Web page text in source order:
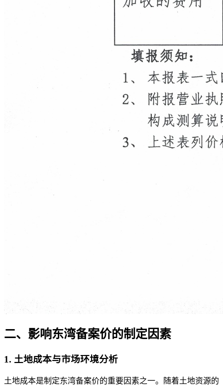
二、影响东湾备案价的制定因素
1. 土地成本与市场环境分析
土地成本是制定东湾备案价的重要因素之一。随着土地资源的